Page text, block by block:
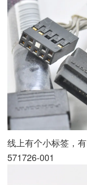
线上有个小标签，
571726-001